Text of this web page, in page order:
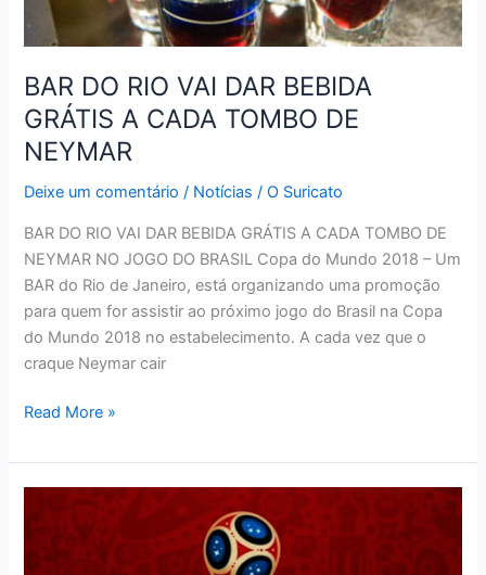
BAR DO RIO VAI DAR BEBIDA
GRÁTIS A CADA TOMBO DE
NEYMAR
Deixe um comentário / Notícias /O Suricato
BAR DO RIO VAI DAR BEBIDA GRÁTIS A CADA TOMBO DE
NEYMAR NO JOGO DO BRASIL Copa do Mundo 2018 – Um
BAR do Rio de Janeiro, está organizando uma promoção
para quem for assistir ao próximo jogo do Brasil na Copa
do Mundo 2018 no estabelecimento. A cada vez que o
craque Neymar cair
BAR
RIO
VAI
BEBIDA
GRÁTIS
Read More »